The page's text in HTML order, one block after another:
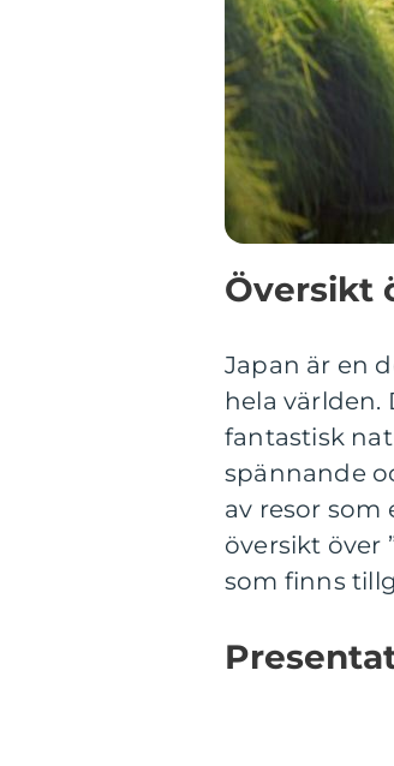
Översikt
Japan är en
hela
fantastisk
spännande
av resor
översikt över
som finns